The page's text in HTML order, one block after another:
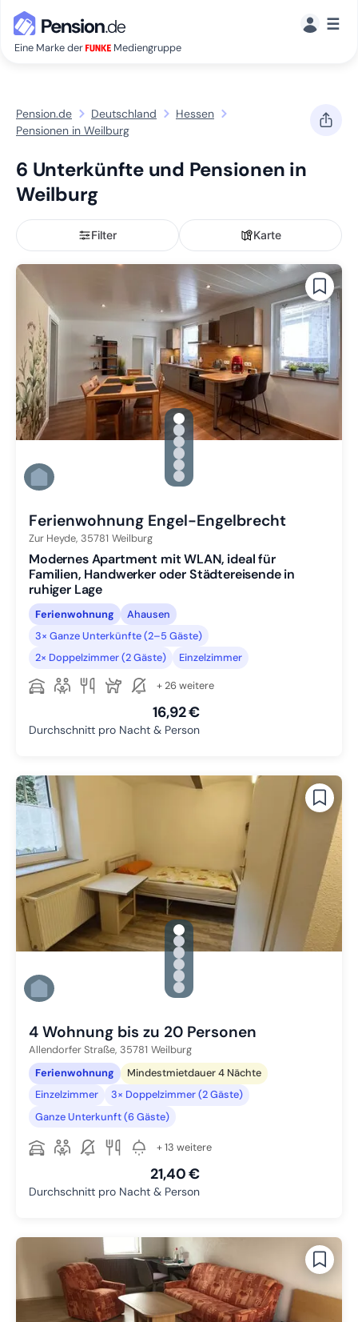
Eine Marke der Mediengruppe
☰
Pension.de Deutschland
Hessen
Pensionen in Weilburg
6 Unterkünfte und Pensionen in
Weilburg
Filter Karte
gallery.slide_selector
Zu Slide 1 wechseln
Zu Slide 2 wechseln
Zu Slide 3 wechseln
Zu Slide 4 wechseln
Zu Slide 5 wechseln
Zu Slide 6 wechseln
Ferienwohnung Engel-Engelbrecht
Zur Heyde, 35781 Weilburg
Modernes Apartment mit WLAN, ideal für
Familien, Handwerker oder Städtereisende in
ruhiger Lage
Ferienwohnung
Ahausen
3× Ganze Unterkünfte (2–5 Gäste)
2× Doppelzimmer (2 Gäste)
Einzelzimmer
+ 26 weitere
16,92 €
Durchschnitt pro Nacht & Person
gallery.slide_selector
Zu Slide 1 wechseln
Zu Slide 2 wechseln
Zu Slide 3 wechseln
Zu Slide 4 wechseln
Zu Slide 5 wechseln
Zu Slide 6 wechseln
4 Wohnung bis zu 20 Personen
Allendorfer Straße, 35781 Weilburg
Ferienwohnung
Mindestmietdauer 4 Nächte
Einzelzimmer
3× Doppelzimmer (2 Gäste)
Ganze Unterkunft (6 Gäste)
+ 13 weitere
21,40 €
Durchschnitt pro Nacht & Person